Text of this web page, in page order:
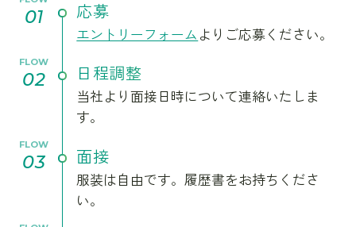
01 応募
エントリーフォーム よりご応募ください。
FLOW
02 日程調整
当社より面接日時について連絡いたしま
す。
FLOW
03 面接
服装は自由です。履歴書をお持ちくださ
い。